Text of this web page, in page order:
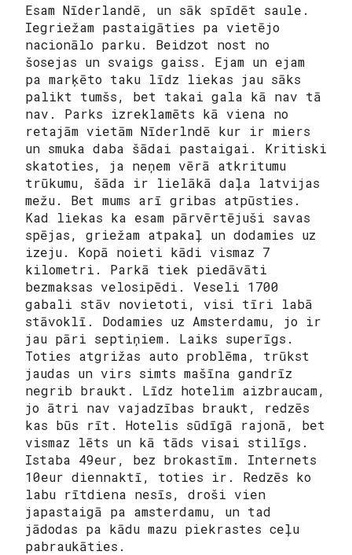
Esam Nīderlandē, un sāk spīdēt saule.
Iegriežam pastaigāties pa vietējo
nacionālo parku. Beidzot nost no
šosejas un svaigs gaiss. Ejam un ejam
pa marķēto taku līdz liekas jau sāks
palikt tumšs, bet takai gala kā nav tā
nav. Parks izreklamēts kā viena no
retajām vietām Nīderlndē kur ir miers
un smuka daba šādai pastaigai. Kritiski
skatoties, ja neņem vērā atkritumu
trūkumu, šāda ir lielākā daļa latvijas
mežu. Bet mums arī gribas atpūsties.
Kad liekas ka esam pārvērtējuši savas
spējas, griežam atpakaļ un dodamies uz
izeju. Kopā noieti kādi vismaz 7
kilometri. Parkā tiek piedāvāti
bezmaksas velosipēdi. Veseli 1700
gabali stāv novietoti, visi tīri labā
stāvoklī. Dodamies uz Amsterdamu, jo ir
jau pāri septiņiem. Laiks superīgs.
Toties atgrižas auto problēma, trūkst
jaudas un virs simts mašīna gandrīz
negrib braukt. Līdz hotelim aizbraucam,
jo ātri nav vajadzības braukt, redzēs
kas būs rīt. Hotelis sūdīgā rajonā, bet
vismaz lēts un kā tāds visai stilīgs.
Istaba 49eur, bez brokastīm. Internets
10eur diennaktī, toties ir. Redzēs ko
labu rītdiena nesīs, droši vien
japastaigā pa amsterdamu, un tad
jādodas pa kādu mazu piekrastes ceļu
pabraukāties.